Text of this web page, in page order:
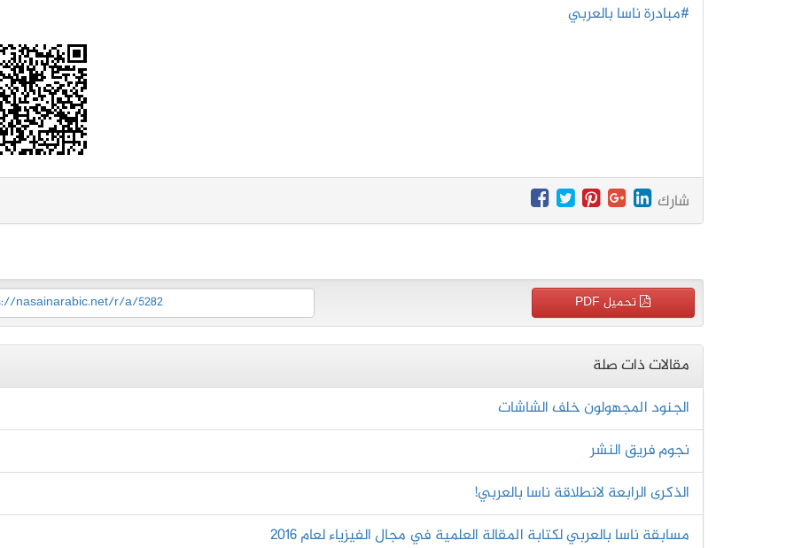
#مبادرة ناسا بالعربي
شارك
تحميل PDF nasainarabic.net/r/a/5282
مقالات ذات صلة
الجنود المجهولون خلف الشاشات
نجوم فريق النشر
الذكرى الرابعة لانطلاقة ناسا بالعربي!
مسابقة ناسا بالعربي لكتابة المقالة العلمية في مجال الفيزياء لعام ٢٠١٦